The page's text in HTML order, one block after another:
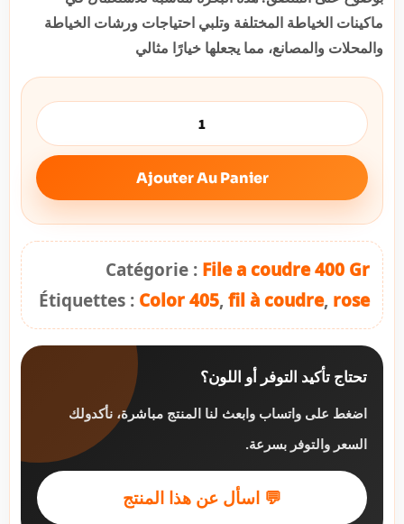
ماكينات الخياطة المختلفة وتلبي احتياجات ورشات الخياطة
والمحلات والمصانع، مما يجعلها خيارًا مثالي
Ajouter Au Panier
Catégorie : File a coudre 400 Gr
Étiquettes : Color 405, fil à coudre, rose
تحتاج تأكيد التوفر أو اللون؟
اضغط على واتساب وابعث لنا المنتج مباشرة، نأكدولك
السعر والتوفر بسرعة.
💬 اسأل عن هذا المنتج